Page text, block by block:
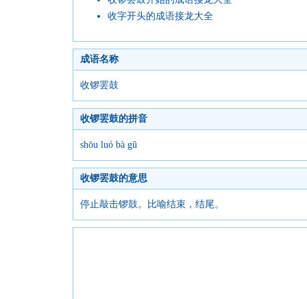
收字开头的成语接龙大全
成语名称
收锣罢鼓
收锣罢鼓的拼音
shōu luó bà gǔ
收锣罢鼓的意思
停止敲击锣鼓。比喻结束，结尾。